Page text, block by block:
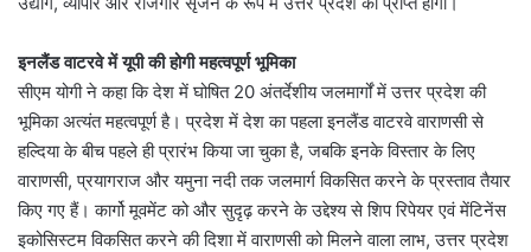
इनलैंड वाटरवे में यूपी की होगी महत्वपूर्ण भूमिका
सीएम योगी ने कहा कि देश में घोषित 20 अंतर्देशीय जलमार्गों में उत्तर प्रदेश की
भूमिका अत्यंत महत्वपूर्ण है। प्रदेश में देश का पहला इनलैंड वाटरवे वाराणसी से
हल्दिया के बीच पहले ही प्रारंभ किया जा चुका है, जबकि इनके विस्तार के लिए
वाराणसी, प्रयागराज और यमुना नदी तक जलमार्ग विकसित करने के प्रस्ताव तैयार
किए गए हैं। कार्गो मूवमेंट को और सुदृढ़ करने के उद्देश्य से शिप रिपेयर एवं मेंटिनेंस
इकोसिस्टम विकसित करने की दिशा में वाराणसी को मिलने वाला लाभ, उत्तर प्रदेश